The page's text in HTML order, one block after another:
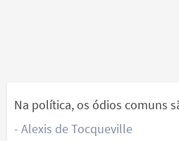
Na política, os ódios comuns
- Alexis de Tocqueville